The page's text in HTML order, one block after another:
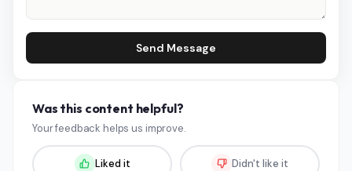
Send Message
Was this content helpful?
Your feedback helps us improve.
Liked it Didn't like it